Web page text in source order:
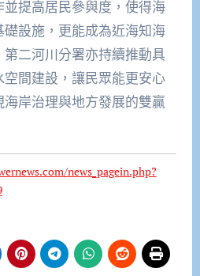
提高居民參與度，使得海
設施，更能成為近海知海
二河川分署亦持續推動具
間建設，讓民眾能更安心
岸治理與地方發展的雙贏
news_pagein.php?